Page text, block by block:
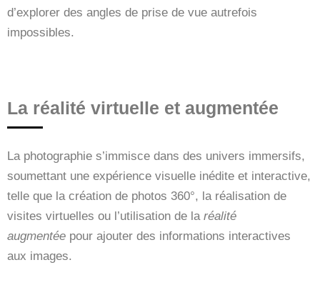
d’explorer des angles de prise de vue autrefois
impossibles.
La réalité virtuelle et augmentée
La photographie s’immisce dans des univers immersifs,
soumettant une expérience visuelle inédite et interactive,
telle que la création de photos 360°, la réalisation de
visites virtuelles ou l’utilisation de la réalité
augmentée pour ajouter des informations interactives
aux images.